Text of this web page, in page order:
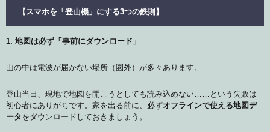
【スマホを「登山機」にする3つの鉄則】
1. 地図は必ず「事前にダウンロード」
山の中は電波が届かない場所（圏外）が多々あります。
登山当日、現地で地図を開こうとしても読み込めない……という失敗は
初心者にありがちです。家を出る前に、必ずオフラインで使える地図デ
ータをダウンロードしておきましょう。